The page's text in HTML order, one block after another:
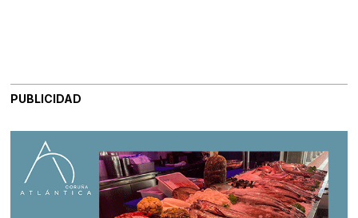
PUBLICIDAD